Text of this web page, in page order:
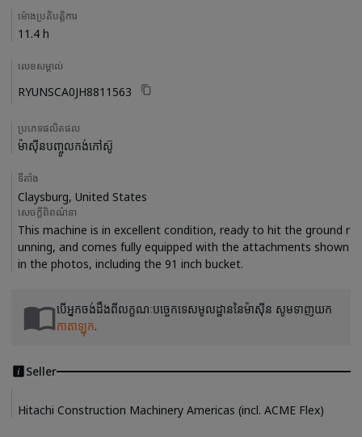
ម៉ោងប្រតិបត្តិការ
11.4 h
លេខសម្គាល់
RYUNSCA0JH8811563
ប្រភេទផលិតផល
ម៉ាស៊ីនបញ្ចូលកង់កៅស៊ូ
ទីតាំង
Claysburg, United States
សេចក្តីពិពណ៌នា
This machine is in excellent condition, ready to hit the ground r
unning, and comes fully equipped with the attachments shown
បើអ្នកចង់ដឹងពីលក្ខណៈបច្ចេកទេសមូលដ្ឋាននៃម៉ាស៊ីន សូមទាញយក
កាតាឡុក.
Seller
Hitachi Construction Machinery Americas (incl. ACME Flex)